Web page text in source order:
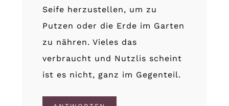
Seife herzustellen, um zu
Putzen oder die Erde im Garten
zu nähren. Vieles das
verbraucht und Nutzlis scheint
ist es nicht, ganz im Gegenteil.